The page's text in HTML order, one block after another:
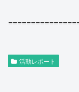
活動レポート